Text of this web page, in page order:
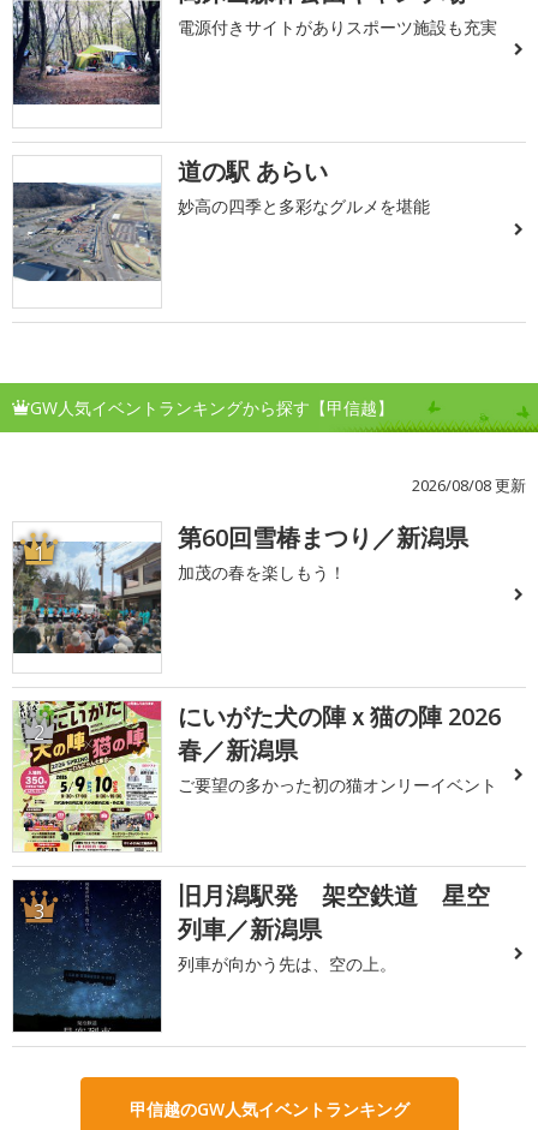
電源付きサイトがありスポーツ施設も充実
道の駅 あらい
妙高の四季と多彩なグルメを堪能
GW人気イベントランキングから探す【甲信越】
2026/08/08 更新
1 第60回雪椿まつり／新潟県
加茂の春を楽しもう！
2
にいがた犬の陣ｘ猫の陣 2026
春／新潟県
ご要望の多かった初の猫オンリーイベント
3
旧月潟駅発 架空鉄道 星空
列車／新潟県
列車が向かう先は、空の上。
甲信越のGW人気イベントランキング